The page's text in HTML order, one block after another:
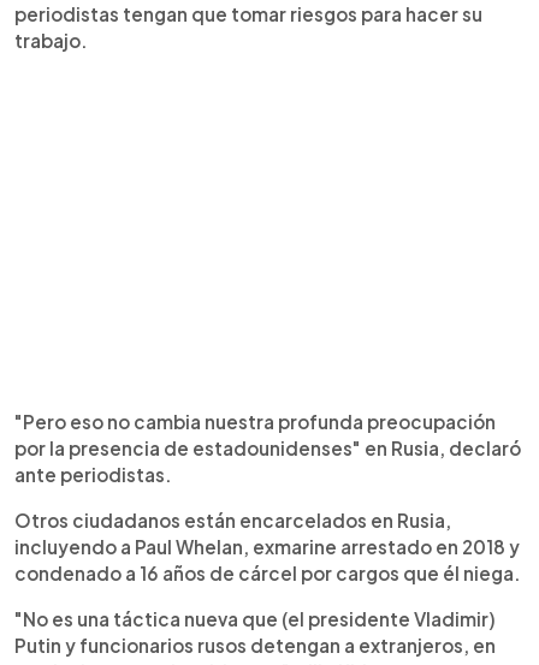
periodistas tengan que tomar riesgos para hacer su
trabajo.
"Pero eso no cambia nuestra profunda preocupación
por la presencia de estadounidenses" en Rusia, declaró
ante periodistas.
Otros ciudadanos están encarcelados en Rusia,
incluyendo a Paul Whelan, exmarine arrestado en 2018 y
condenado a 16 años de cárcel por cargos que él niega.
"No es una táctica nueva que (el presidente Vladimir)
Putin y funcionarios rusos detengan a extranjeros, en